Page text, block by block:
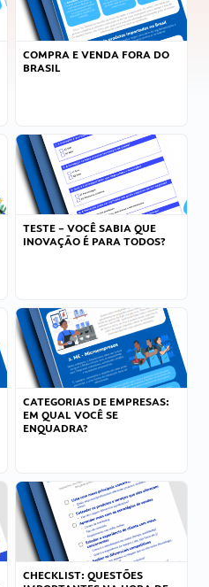
COMPRA E VENDA FORA DO
BRASIL
TESTE – VOCÊ SABIA QUE
INOVAÇÃO É PARA TODOS?
CATEGORIAS DE EMPRESAS:
EM QUAL VOCÊ SE
ENQUADRA?
CHECKLIST: QUESTÕES